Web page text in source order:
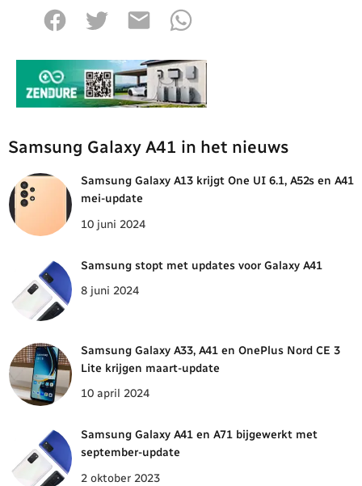
Samsung Galaxy A41 in het nieuws
Samsung Galaxy A13 krijgt One UI 6.1, A52s en A41
mei-update
10 juni 2024
Samsung stopt met updates voor Galaxy A41
8 juni 2024
Samsung Galaxy A33, A41 en OnePlus Nord CE 3
Lite krijgen maart-update
10 april 2024
Samsung Galaxy A41 en A71 bijgewerkt met
september-update
2 oktober 2023